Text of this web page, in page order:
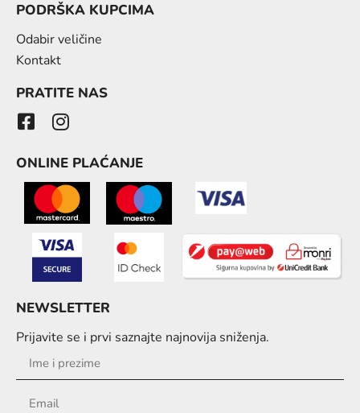
PODRŠKA KUPCIMA
Odabir veličine
Kontakt
PRATITE NAS
ONLINE PLAĆANJE
NEWSLETTER
Prijavite se i prvi saznajte najnovija sniženja.